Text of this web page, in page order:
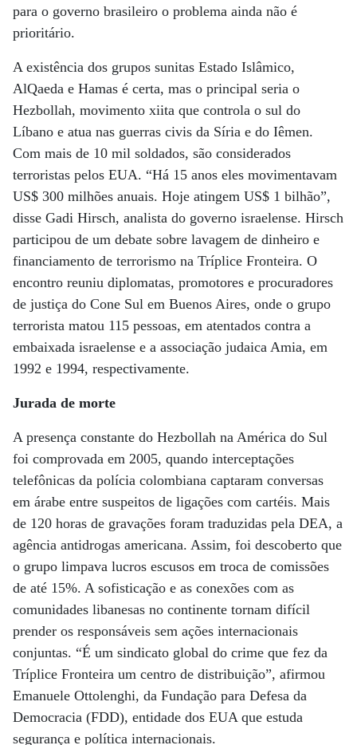
para o governo brasileiro o problema ainda não é
prioritário.
A existência dos grupos sunitas Estado Islâmico,
AlQaeda e Hamas é certa, mas o principal seria o
Hezbollah, movimento xiita que controla o sul do
Líbano e atua nas guerras civis da Síria e do Iêmen.
Com mais de 10 mil soldados, são considerados
terroristas pelos EUA. “Há 15 anos eles movimentavam
US$ 300 milhões anuais. Hoje atingem US$ 1 bilhão”,
disse Gadi Hirsch, analista do governo israelense. Hirsch
participou de um debate sobre lavagem de dinheiro e
financiamento de terrorismo na Tríplice Fronteira. O
encontro reuniu diplomatas, promotores e procuradores
de justiça do Cone Sul em Buenos Aires, onde o grupo
terrorista matou 115 pessoas, em atentados contra a
embaixada israelense e a associação judaica Amia, em
1992 e 1994, respectivamente.
Jurada de morte
A presença constante do Hezbollah na América do Sul
foi comprovada em 2005, quando interceptações
telefônicas da polícia colombiana captaram conversas
em árabe entre suspeitos de ligações com cartéis. Mais
de 120 horas de gravações foram traduzidas pela DEA, a
agência antidrogas americana. Assim, foi descoberto que
o grupo limpava lucros escusos em troca de comissões
de até 15%. A sofisticação e as conexões com as
comunidades libanesas no continente tornam difícil
prender os responsáveis sem ações internacionais
conjuntas. “É um sindicato global do crime que fez da
Tríplice Fronteira um centro de distribuição”, afirmou
Emanuele Ottolenghi, da Fundação para Defesa da
Democracia (FDD), entidade dos EUA que estuda
segurança e política internacionais.